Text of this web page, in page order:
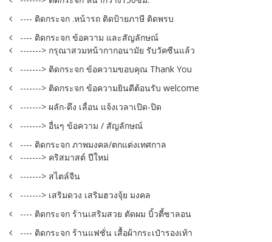
---- ติดกระจก .หน้ารถ ติดป้ายภาษี ติดพรบ
---- ติดกระจก ข้อความ และสัญลักษณ์
-------> กรุณาสวมหน้ากากอนามัย รับวัคซีนแล้ว
-------> ติดกระจก ข้อความขอบคุณ Thank You
-------> ติดกระจก ข้อความยินดีต้อนรับ welcome
-------> ผลัก-ดึง เลื่อน แจ้งเวลาเปิด-ปิด
-------> อื่นๆ ข้อความ / สัญลักษณ์
---- ติดกระจก ภาพมงคล/ตกแต่งเทศกาล
-------> คริสมาสต์ ปีใหม่
-------> สไตล์จีน
-------> เสริมดวง เสริมฮวงจุ้ย มงคล
---- ติดกระจก ร้านเสริมสวย ตัดผม บิ้วตี้ซาลอน
---- ติดกระจก ร้านแฟชั่น เสื้อผ้ากระเป๋ารองเท้า